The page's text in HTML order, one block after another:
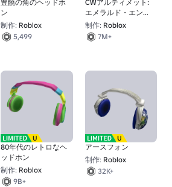
豊饒の角のヘッドホ
ン
制作: Roblox
5,499
CWアルティメット:
エメラルド・エント
ロピー
制作: Roblox
7M+
80年代のレトロなヘ
ッドホン
制作: Roblox
9B+
アースフォン
制作: Roblox
32K+